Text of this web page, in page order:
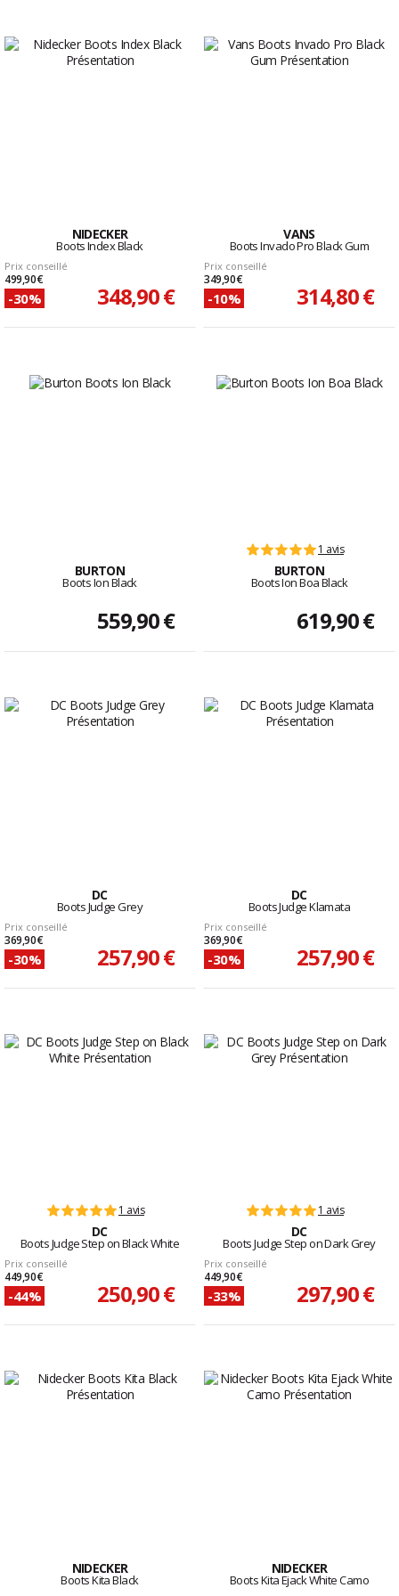
NIDECKER
Boots Index Black
Prix conseillé
499,90 €
-30% 348,90 €
VANS
Boots Invado Pro Black Gum
Prix conseillé
349,90 €
-10% 314,80 €
BURTON
Boots Ion Black
559,90 €
1 avis
BURTON
Boots Ion Boa Black
619,90 €
DC
Boots Judge Grey
Prix conseillé
369,90 €
-30% 257,90 €
DC
Boots Judge Klamata
Prix conseillé
369,90 €
-30% 257,90 €
1 avis
DC
Boots Judge Step on Black White
Prix conseillé
449,90 €
-44% 250,90 €
1 avis
DC
Boots Judge Step on Dark Grey
Prix conseillé
449,90 €
-33% 297,90 €
NIDECKER
Boots Kita Black
NIDECKER
Boots Kita Ejack White Camo